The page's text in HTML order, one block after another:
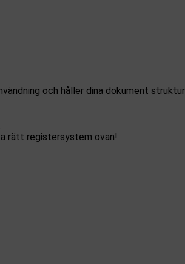
och håller dina dokument
rätt registersystem ovan!